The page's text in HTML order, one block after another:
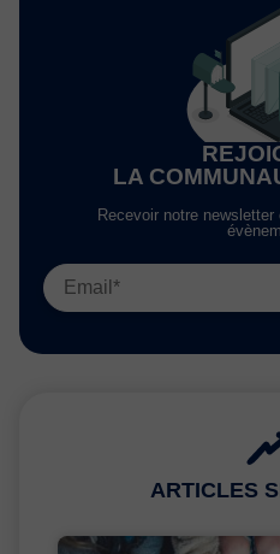
LA
Recevoir notre
ARTICLES